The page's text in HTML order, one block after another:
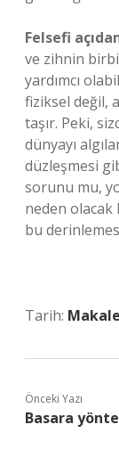
Felsefi
ve zihnin
yardımcı
fiziksel değil,
taşır. Peki,
dünyayı
düzleşmesi
sorunu mu,
neden olacak
bu
Tarih:
Önceki Yazı
Basara